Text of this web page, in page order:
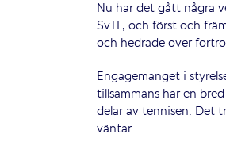
Nu har det gått några
SvTF, och först och
och hedrade över
Engagemanget i
tillsammans har en
delar av tennisen. Det
väntar.